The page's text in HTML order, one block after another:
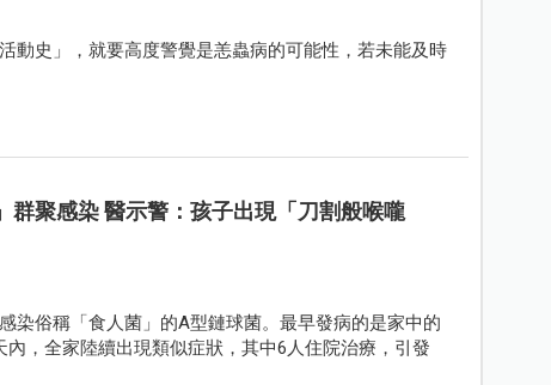
動史」，就要高度警覺是恙蟲病的可能性，若未能及時
群聚感染 醫示警：孩子出現「刀割般喉嚨
染俗稱「食人菌」的A型鏈球菌。最早發病的是家中的
，全家陸續出現類似症狀，其中6人住院治療，引發